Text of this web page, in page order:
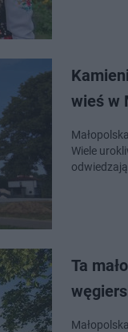
wieś w
Wiele
Ta